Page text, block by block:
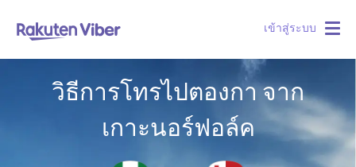
เข้าสู่ระบบ
วิธีการโทรไปตองกา จาก
เกาะนอร์ฟอล์ค